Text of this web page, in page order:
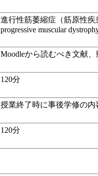
進行性筋萎縮症（筋原性
progressive muscular
Moodleから読むべき文献
120分
授業終了時に事後学修の
120分